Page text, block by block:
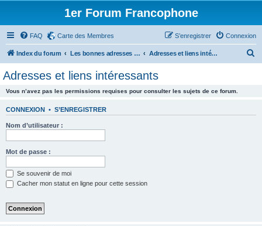
1er Forum Francophone
FAQ Carte des Membres Connexion
S’enregistrer
Index du forum Les bonnes adresses - Plans - Téléchargements - Livres etc. Adresses et liens intéressants
Adresses et liens intéressants
Vous n’avez pas les permissions requises pour consulter les sujets de ce forum.
CONNEXION • S’ENREGISTRER
Nom d’utilisateur :
Mot de passe :
Se souvenir de moi
Cacher mon statut en ligne pour cette session